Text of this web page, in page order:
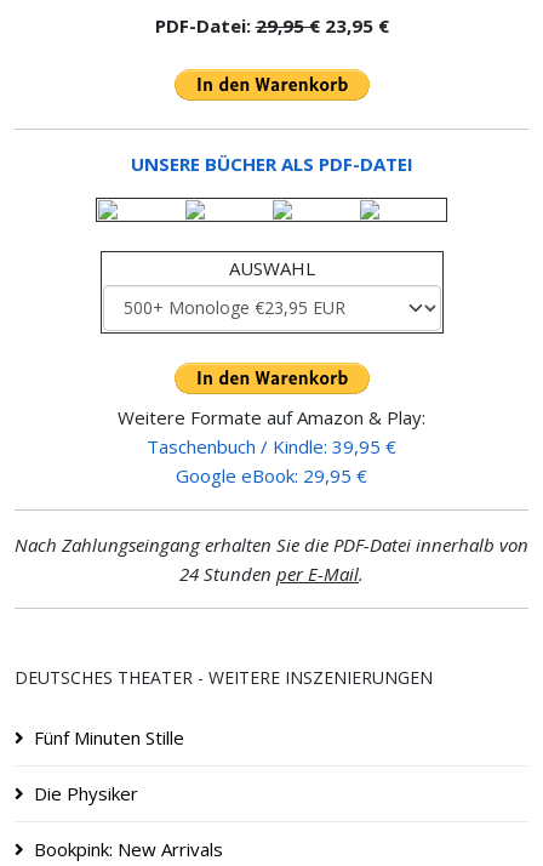
PDF-Datei:29,95 €23,95 €
UNSERE BÜCHER ALS PDF-DATEI
AUSWAHL
Weitere Formate auf Amazon & Play:
Taschenbuch / Kindle: 39,95 €
Google eBook: 29,95 €
Nach Zahlungseingang erhalten Sie die PDF-Datei innerhalb von
24 Stunden per E-Mail.
DEUTSCHES THEATER - WEITERE INSZENIERUNGEN
Fünf Minuten Stille
Die Physiker
Bookpink: New Arrivals